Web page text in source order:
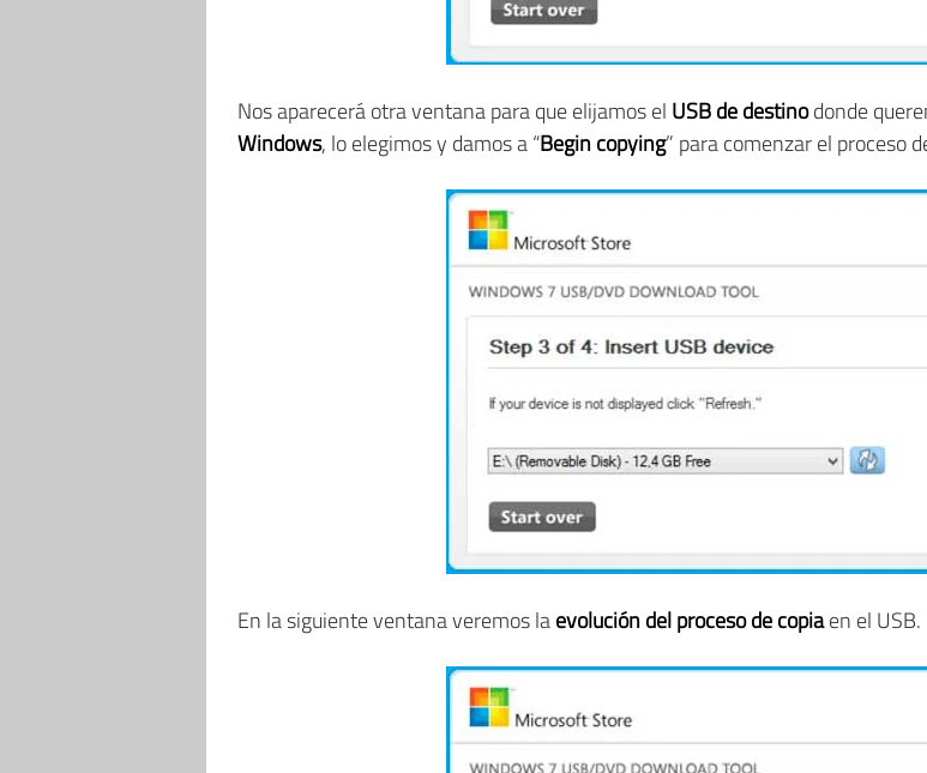
Nos aparecerá otra ventana para que elijamos el USB de destinodonde
Windows, lo elegimos y damos a “Begin copying” para comenzar el proceso
En la siguiente ventana veremos laevolución del proceso de copiaen el USB.